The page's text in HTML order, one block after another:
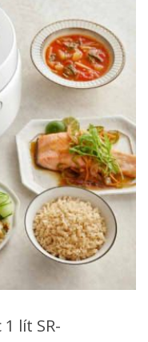
lít SR-